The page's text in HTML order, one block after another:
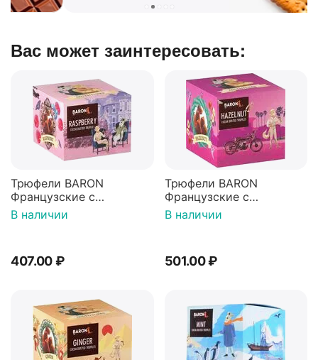
Вас может заинтересовать:
Трюфели BARON
Французские с
кусочками малины 100г
В наличии
407.00₽
Трюфели BARON
Французские с
дробленым фундуком
150г
В наличии
501.00₽